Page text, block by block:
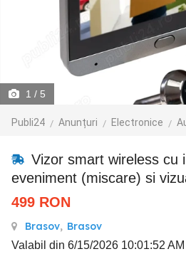
1 / 5
Publi24 Anunțuri Electronice
Vizor smart wireless cu
eveniment (miscare) si
499 RON
Brasov, Brasov
Valabil din 6/15/2026 10:01:52 AM